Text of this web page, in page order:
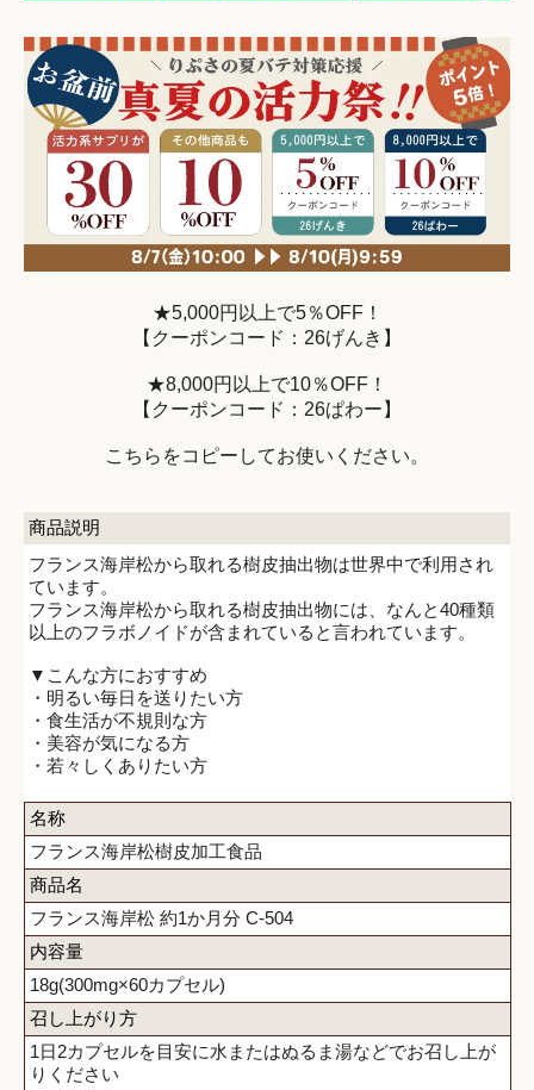
★5,000円以上で5％OFF！
【クーポンコード：26げんき】
★8,000円以上で10％OFF！
【クーポンコード：26ぱわー】
こちらをコピーしてお使いください。
商品説明
フランス海岸松から取れる樹皮抽出物は世界中で利用され
ています。
フランス海岸松から取れる樹皮抽出物には、なんと40種類
以上のフラボノイドが含まれていると言われています。
▼こんな方におすすめ
・明るい毎日を送りたい方
・食生活が不規則な方
・美容が気になる方
・若々しくありたい方
名称
フランス海岸松樹皮加工食品
商品名
フランス海岸松 約1か月分 C-504
内容量
18g(300mg×60カプセル)
召し上がり方
1日2カプセルを目安に水またはぬるま湯などでお召し上が
りください